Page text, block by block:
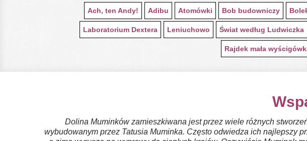
Ach, ten Andy! Adibu Atomówki Bob budowniczy
Laboratorium Dextera Leniuchowo Świat według Ludwiczka
Rajdek mała
Dolina Muminków zamieszkiwana jest przez wiele różnych
wybudowanym przez Tatusia Muminka. Często odwiedza ich najlepszy